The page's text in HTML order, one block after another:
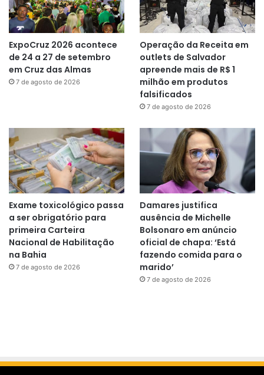
ExpoCruz 2026 acontece
de 24 a 27 de setembro
em Cruz das Almas
7 de agosto de 2026
Operação da Receita em
outlets de Salvador
apreende mais de R$ 1
milhão em produtos
falsificados
7 de agosto de 2026
Exame toxicológico passa
a ser obrigatório para
primeira Carteira
Nacional de Habilitação
na Bahia
7 de agosto de 2026
Damares justifica
ausência de Michelle
Bolsonaro em anúncio
oficial de chapa: ‘Está
fazendo comida para o
marido’
7 de agosto de 2026